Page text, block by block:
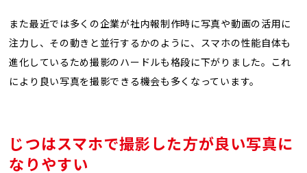
また最近では多くの企業が社内報制作時に写真や動画の活用に
注力し、その動きと並行するかのように、スマホの性能自体も
進化しているため撮影のハードルも格段に下がりました。これ
により良い写真を撮影できる機会も多くなっています。
じつはスマホで撮影した方が良い写真に
なりやすい